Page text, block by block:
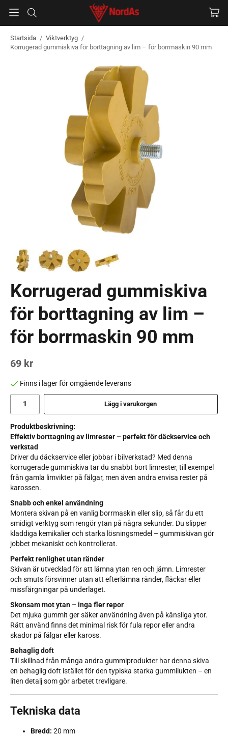
Startsida / Viktverktyg /
Korrugerad gummiskiva för borttagning av lim – för borrmaskin 90 mm
Korrugerad gummiskiva
för borttagning av lim –
för borrmaskin 90 mm
69 kr
Finns i lager för omgående leverans
Lägg i varukorgen
Produktbeskrivning:
Effektiv borttagning av limrester – perfekt för däckservice och
verkstad
Driver du däckservice eller jobbar i bilverkstad? Med denna
korrugerade gummiskiva tar du snabbt bort limrester, till exempel
från gamla limvikter på fälgar, men även andra envisa rester på
karossen.
Snabb och enkel användning
Montera skivan på en vanlig borrmaskin eller slip, så får du ett
smidigt verktyg som rengör ytan på några sekunder. Du slipper
kladdiga kemikalier och starka lösningsmedel – gummiskivan gör
jobbet mekaniskt och kontrollerat.
Perfekt renlighet utan ränder
Skivan är utvecklad för att lämna ytan ren och jämn. Limrester
och smuts försvinner utan att efterlämna ränder, fläckar eller
missfärgningar på underlaget.
Skonsam mot ytan – inga fler repor
Det mjuka gummit ger säker användning även på känsliga ytor.
Rätt använd finns det minimal risk för fula repor eller andra
skador på fälgar eller kaross.
Behaglig doft
Till skillnad från många andra gummiprodukter har denna skiva
en behaglig doft istället för den typiska starka gummilukten – en
liten detalj som gör arbetet trevligare.
Tekniska data
Bredd: 20 mm